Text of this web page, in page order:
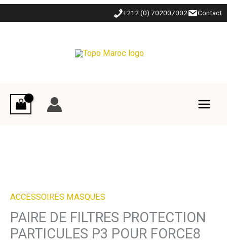
Aller
au
+212 (0) 702007002 Contact
ACCESSOIRES MASQUES
PAIRE DE FILTRES PROTECTION
PARTICULES P3 POUR FORCE8